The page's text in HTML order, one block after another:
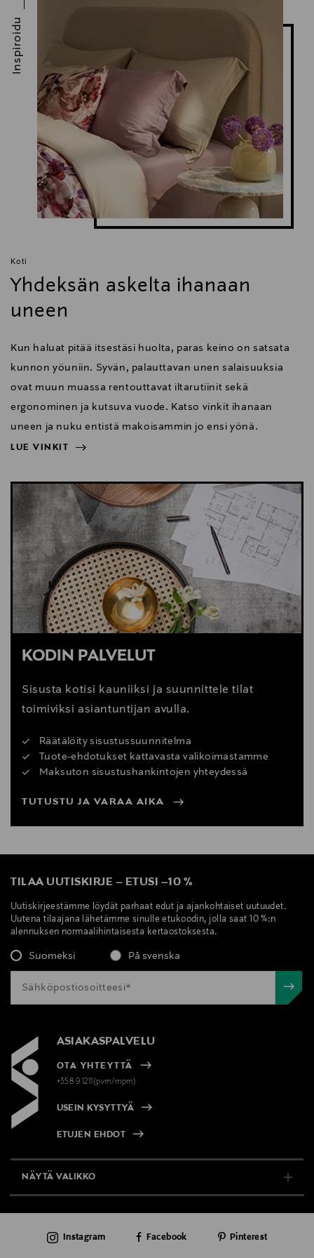
Koti
Yhdeksän askelta ihanaan
uneen
Kun haluat pitää itsestäsi huolta, paras keino on satsata
kunnon yöuniin. Syvän, palauttavan unen salaisuuksia
ovat muun muassa rentouttavat iltarutiinit sekä
ergonominen ja kutsuva vuode. Katso vinkit ihanaan
uneen ja nuku entistä makoisammin jo ensi yönä.
LUE VINKIT
Inspiroidu
LUE VINKIT
KODIN PALVELUT
Sisusta kotisi kauniiksi ja suunnittele tilat
toimiviksi asiantuntijan avulla.
Räätälöity sisustussuunnitelma
Tuote-ehdotukset kattavasta valikoimastamme
Maksuton sisustushankintojen yhteydessä
TUTUSTU JA VARAA AIKA
TILAA UUTISKIRJE – ETUSI –10 %
Uutiskirjeestämme löydät parhaat edut ja ajankohtaiset uutuudet.
Uutena tilaajana lähetämme sinulle etukoodin, jolla saat 10 %:n
alennuksen normaalihintaisesta kertaostoksesta.
Suomeksi På svenska
ASIAKASPALVELU
OTA YHTEYTTÄ
+358 9 1211(pvm/mpm)
USEIN KYSYTTYÄ
ETUJEN EHDOT
NÄYTÄ VALIKKO
AJANKOHTAISTA
Instagram Facebook Pinterest